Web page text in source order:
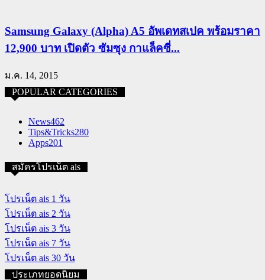
Samsung Galaxy (Alpha) A5 อัพเดทสเปค พร้อมราคา
12,900 บาท เปิดตัว ซัมซุง กาแล็คซี่...
ม.ค. 14, 2015
POPULAR CATEGORIES
News462
Tips&Tricks280
Apps201
สมัครโปรเน็ต ais
โปรเน็ต ais 1 วัน
โปรเน็ต ais 2 วัน
โปรเน็ต ais 3 วัน
โปรเน็ต ais 7 วัน
โปรเน็ต ais 30 วัน
ประเภทยอดนิยม